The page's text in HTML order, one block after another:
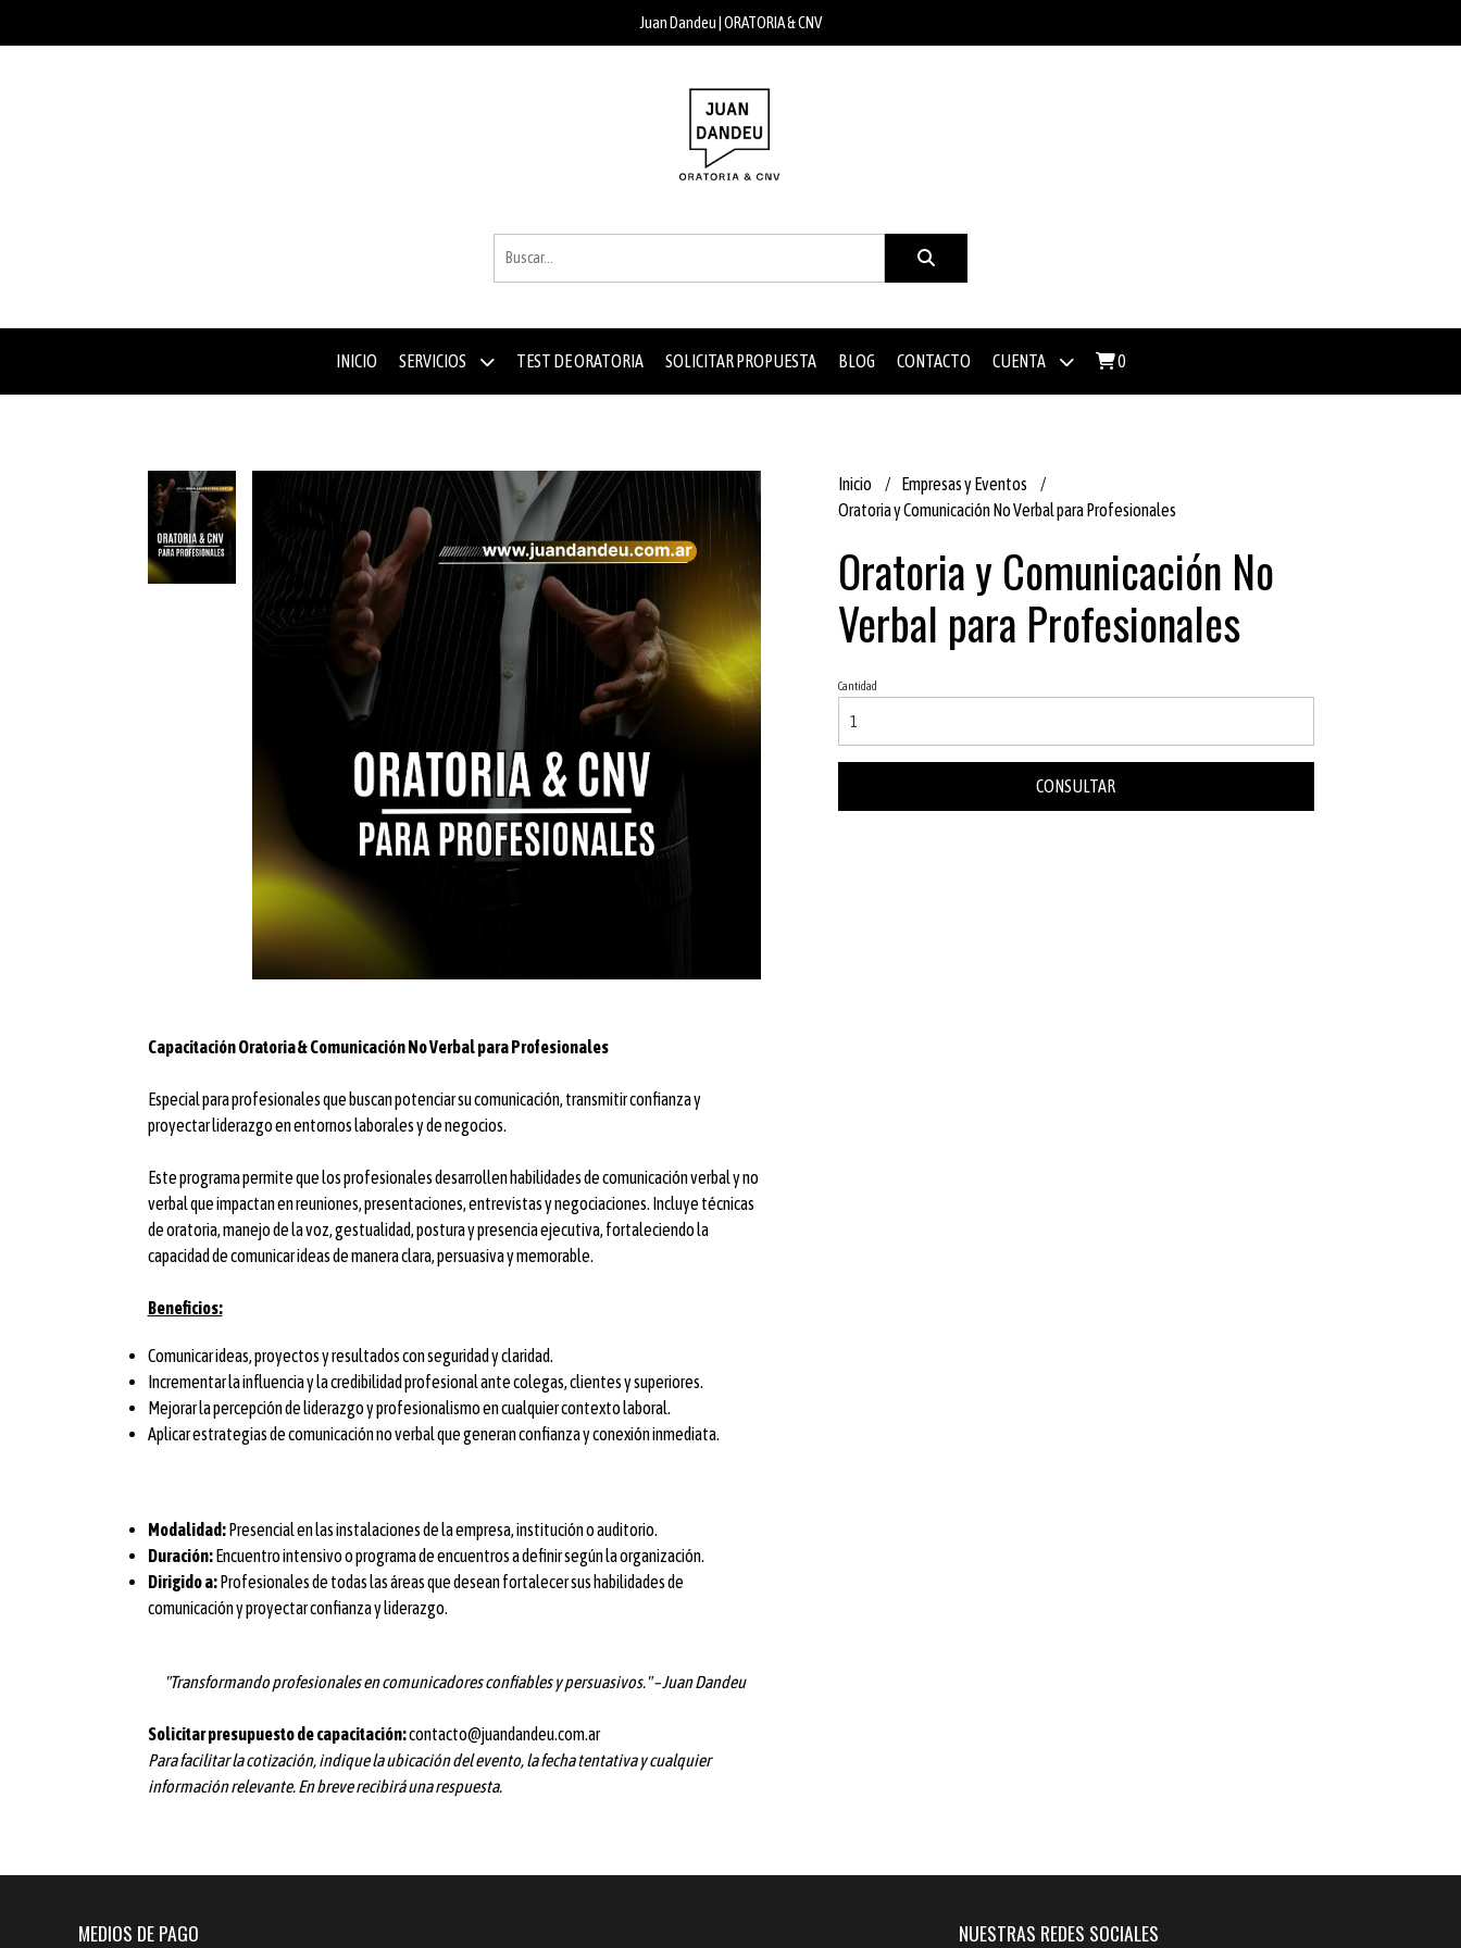
Juan Dandeu | ORATORIA & CNV
INICIO SERVICIOS TEST DE ORATORIA SOLICITAR PROPUESTA BLOG CONTACTO CUENTA 0
Capacitación Oratoria & Comunicación No Verbal para Profesionales
Especial para profesionales que buscan potenciar su comunicación, transmitir confianza y
proyectar liderazgo en entornos laborales y de negocios.
Este programa permite que los profesionales desarrollen habilidades de comunicación verbal y no
verbal que impactan en reuniones, presentaciones, entrevistas y negociaciones. Incluye técnicas
de oratoria, manejo de la voz, gestualidad, postura y presencia ejecutiva, fortaleciendo la
capacidad de comunicar ideas de manera clara, persuasiva y memorable.
Beneficios:
Comunicar ideas, proyectos y resultados con seguridad y claridad.
Incrementar la influencia y la credibilidad profesional ante colegas, clientes y superiores.
Mejorar la percepción de liderazgo y profesionalismo en cualquier contexto laboral.
Aplicar estrategias de comunicación no verbal que generan confianza y conexión inmediata.
Modalidad:Presencial en las instalaciones de la empresa, institución o auditorio.
Duración:Encuentro intensivo o programa de encuentros a definir según la organización.
Dirigido a:Profesionales de todas las áreas que desean fortalecer sus habilidades de
comunicación y proyectar confianza y liderazgo.
"Transformando profesionales en comunicadores confiables y persuasivos." – Juan Dandeu
Solicitar presupuesto de capacitación:contacto@juandandeu.com.ar
Para facilitar la cotización, indique la ubicación del evento, la fecha tentativa y cualquier
información relevante. En breve recibirá una respuesta.
Inicio
Empresas y Eventos
Oratoria y Comunicación No Verbal para Profesionales
Oratoria y Comunicación No
Verbal para Profesionales
Cantidad
CONSULTAR
MEDIOS DE PAGO NUESTRAS REDES SOCIALES